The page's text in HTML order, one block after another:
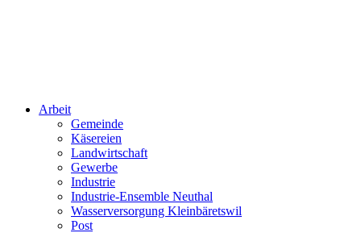
Arbeit
Gemeinde
Käsereien
Landwirtschaft
Gewerbe
Industrie
Industrie-Ensemble Neuthal
Wasserversorgung Kleinbäretswil
Post